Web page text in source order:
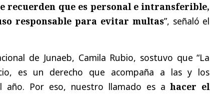
recuerden que es personal e intransferible,
responsable para evitar multas”, señaló el
de Junaeb, Camila Rubio, sostuvo que “La
es un derecho que acompaña a las y los
año. Por eso, nuestro llamado es ahacer el